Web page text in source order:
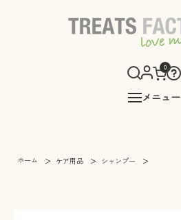
0
メニュー
ホーム > ケア用品 > シャンプー >